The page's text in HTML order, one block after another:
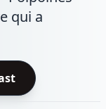
qui a